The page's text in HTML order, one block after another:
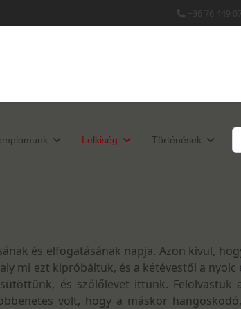
+36 76 449
Lelkiség Történések
és elfogatásának napja. Azon kívül,
mi ezt kipróbáltuk, és a kétévestől a
és szőlőlevet ittunk. Felolvastuk
volt, hogy a máskor